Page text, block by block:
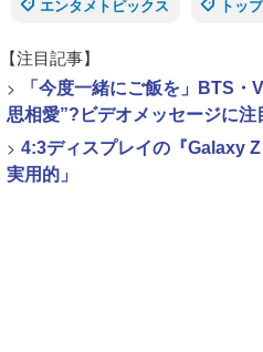
エンタメトピックス
トッ
【注目記事】
>
「今度一緒にご飯を」BTS・
思相愛”?ビデオメッセージに注
> 4:3ディスプレイの『Galaxy
実用的」